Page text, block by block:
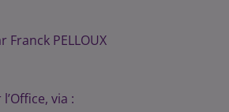
Franck PELLOUX
via :